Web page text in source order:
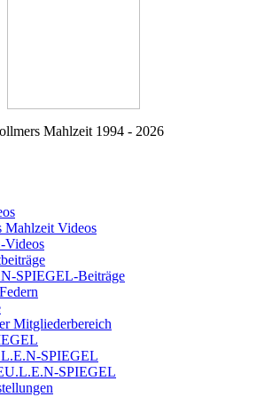
Mahlzeit 1994 - 2026
Mahlzeit Videos
Videos
SPIEGEL-Beiträge
Mitgliederbereich
SPIEGEL
SPIEGEL